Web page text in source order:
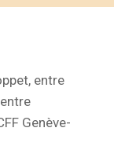
entre
Genève-